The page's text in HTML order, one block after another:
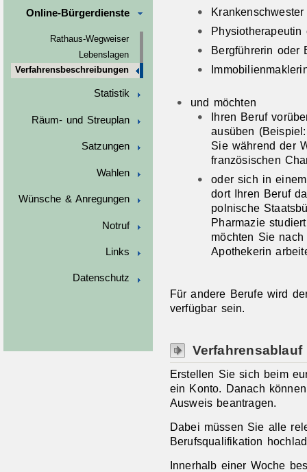
Online-Bürgerdienste
Rathaus-Wegweiser
Lebenslagen
Verfahrensbeschreibungen
Statistik
Räum- und Streuplan
Satzungen
Wahlen
Wünsche & Anregungen
Notruf
Links
Datenschutz
Physiotherapeutin
Bergführerin oder
und möchten
Ihren Beruf
ausüben
Sie während der
französischen
oder sich in
dort Ihren Beruf
polnische
Pharmazie
möchten Sie
Apothekerin
Für andere Berufe wird
verfügbar sein.
Verfahrensablauf
Erstellen Sie sich beim
ein Konto. Danach
Ausweis beantragen.
Dabei müssen Sie alle
Berufsqualifikation
Innerhalb einer Woche